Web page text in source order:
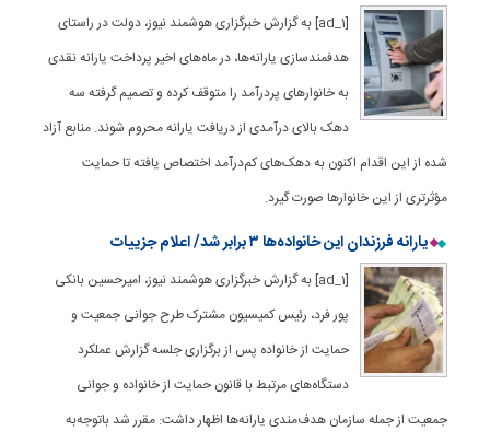
[ad_1] به گزارش خبرگزاری هوشمند نیوز، دولت در راستای
هدفمندسازی یارانه‌ها، در ماه‌های اخیر پرداخت یارانه نقدی
به خانوارهای پردرآمد را متوقف کرده و تصمیم گرفته سه
دهک بالای درآمدی از دریافت یارانه محروم شوند. منابع آزاد
شده از این اقدام اکنون به دهک‌های کم‌درآمد اختصاص یافته تا حمایت
مؤثرتری از این خانوارها صورت گیرد.
یارانه فرزندان این خانواده‌ها ۳ برابر شد/ اعلام جزییات
[ad_1] به گزارش خبرگزاری هوشمند نیوز، امیرحسین بانکی
پور فرد، رئیس کمیسیون مشترک طرح جوانی جمعیت و
حمایت از خانواده پس از برگزاری جلسه گزارش عملکرد
دستگاه‌های مرتبط با قانون حمایت از خانواده و جوانی
جمعیت از جمله سازمان هدف‌مندی یارانه‌ها اظهار داشت: مقرر شد باتوجه‌به